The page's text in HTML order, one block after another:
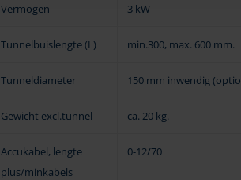
Vermogen 3 kW
Tunnelbuislengte (L) min.300, max. 600 mm.
Tunneldiameter 150 mm inwendig
Gewicht excl.tunnel ca. 20 kg.
Accukabel, lengte
plus/minkabels
0-12/70